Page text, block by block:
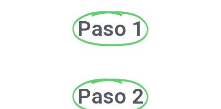
Paso 1
Paso 2